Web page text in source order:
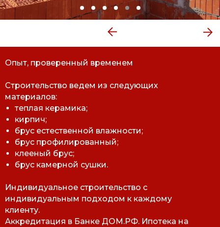
Опыт, проверенный временем
Строительство ведем из следующих
материалов:
теплая керамика;
кирпич;
брус естественной влажности;
брус профилированный;
клееный брус;
брус камерной сушки.
Индивидуальное строительство с
индивидуальным подходом к каждому
клиенту.
Аккредитация в Банке ДОМ.РФ. Ипотека на